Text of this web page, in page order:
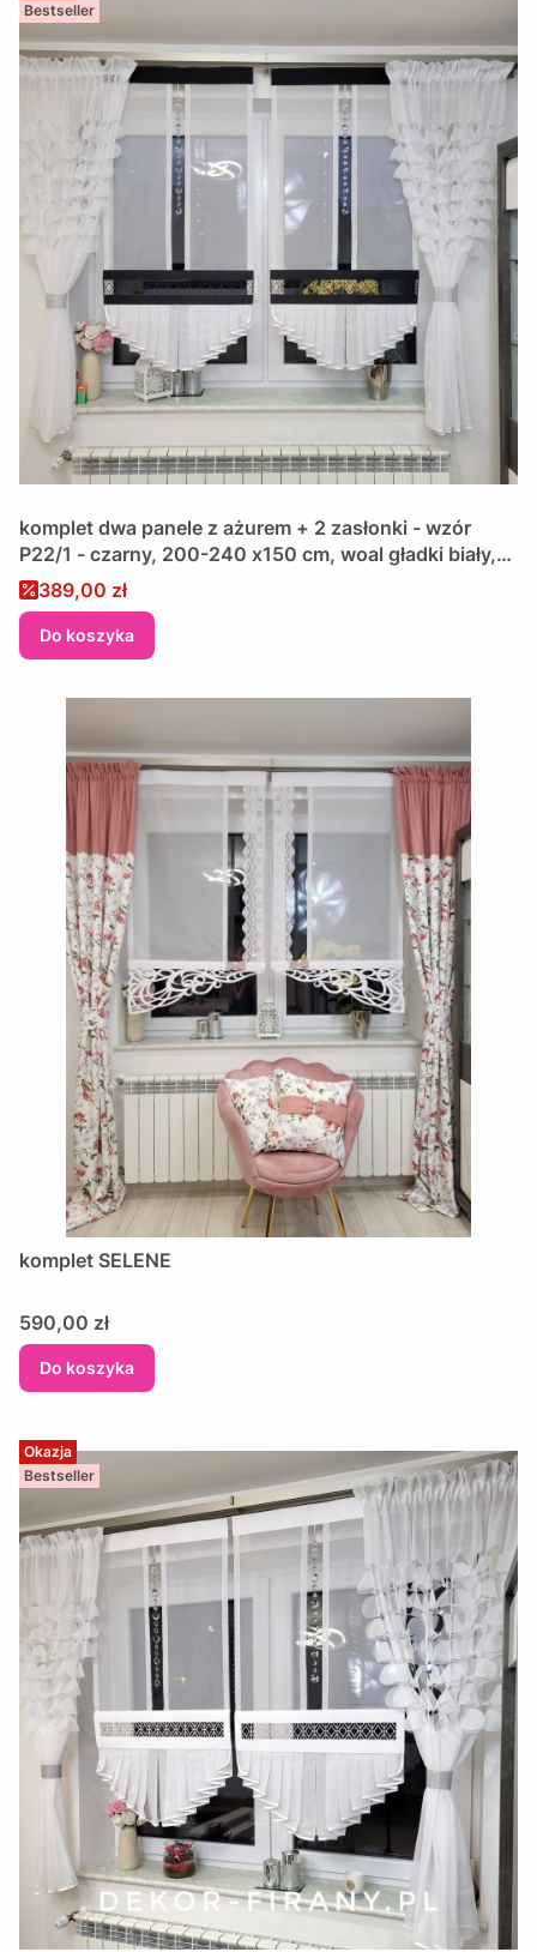
Bestseller
komplet dwa panele z ażurem + 2 zasłonki - wzór
P22/1 - czarny, 200-240 x150 cm, woal gładki biały,
szyta na wymiar, wykończona lamówką
Cena promocyjna
389,00 zł
Do koszyka
komplet SELENE
Cena
590,00 zł
Do koszyka
Okazja
Bestseller